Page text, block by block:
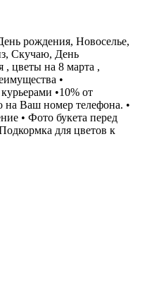
рождения, Новоселье,
Скучаю, День
, цветы на 8 марта ,
•
•10% от
на Ваш номер телефона. •
• Фото букета перед
для цветов к